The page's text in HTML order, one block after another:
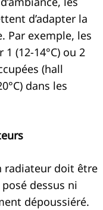
d’adapter la
Par exemple, les
(12-14°C) ou 2
(hall
dans les
radiateur doit être
dessus ni
dépoussiéré.